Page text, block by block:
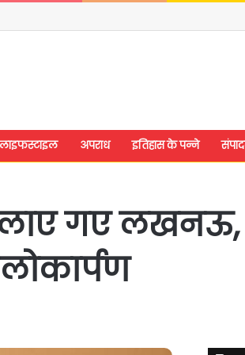
लाइफस्टाइल अपराध इतिहास के पन्ने
गए